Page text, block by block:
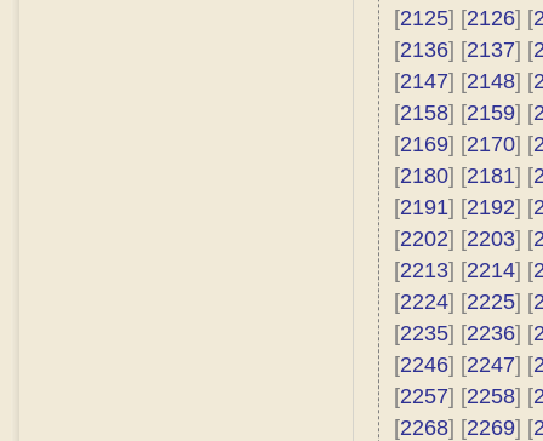
[2125] [2126] [
[2136] [2137] [
[2147] [2148] [
[2158] [2159] [
[2169] [2170] [
[2180] [2181] [
[2191] [2192] [
[2202] [2203] [
[2213] [2214] [
[2224] [2225] [
[2235] [2236] [
[2246] [2247] [
[2257] [2258] [
[2268] [2269] [